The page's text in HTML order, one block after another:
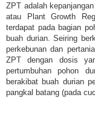
ZPT adalah
atau Plant Growth
terdapat pada bagian
buah durian. Seiring
perkebunan dan
ZPT dengan dosis
pertumbuhan pohon
berakibat buah durian
pangkal batang (pada